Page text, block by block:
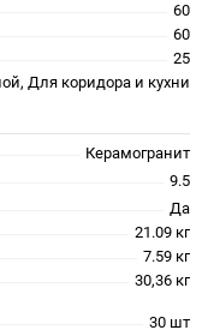
60
60
25
Для коридора и кухни
Керамогранит
9.5
Да
21.09 кг
7.59 кг
30,36 кг
30 шт